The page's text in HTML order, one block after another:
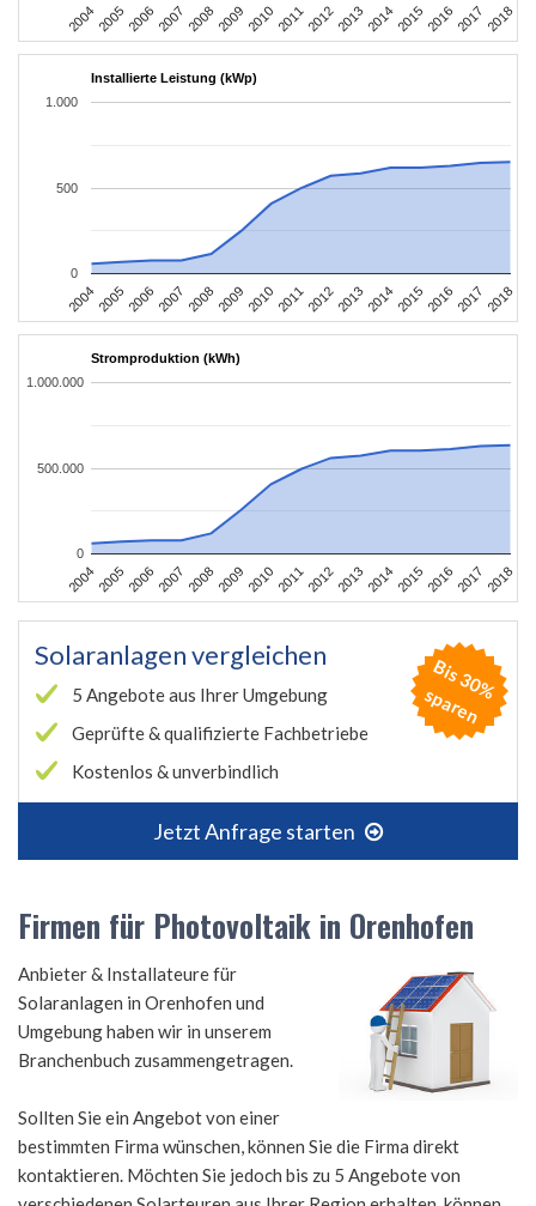
2004200520062007 2008200920102011201220132014201520162017 2018
Installierte Leistung (kWp)
2004200520062007 2008200920102011201220132014201520162017 2018
0
500
1.000
Stromproduktion (kWh)
2004200520062007 2008200920102011201220132014201520162017 2018
0
500.000
1.000.000
Solaranlagen vergleichen
5 Angebote aus Ihrer Umgebung
Geprüfte & qualifizierte Fachbetriebe
Kostenlos & unverbindlich
Jetzt Anfrage starten
B
is
3
0
%
s
p
a
r
e
n
Firmen für Photovoltaik in Orenhofen
Anbieter & Installateure für
Solaranlagen in Orenhofen und
Umgebung haben wir in unserem
Branchenbuch zusammengetragen.
Sollten Sie ein Angebot von einer
bestimmten Firma wünschen, können Sie die Firma direkt
kontaktieren. Möchten Sie jedoch bis zu 5 Angebote von